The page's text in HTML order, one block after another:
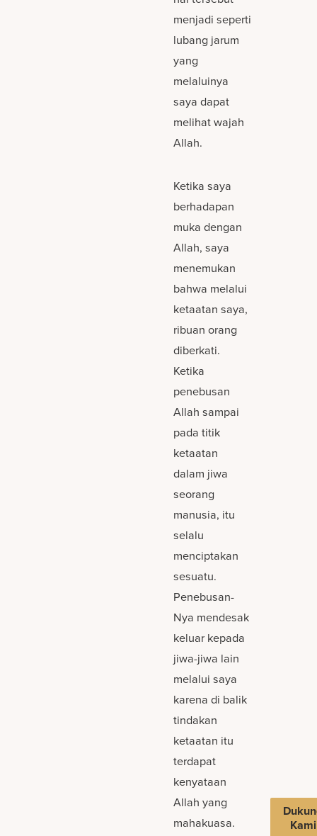
menjadi seperti
lubang jarum
yang
melaluinya
saya dapat
melihat wajah
Allah.
Ketika saya
berhadapan
muka dengan
Allah, saya
menemukan
bahwa melalui
ketaatan saya,
ribuan orang
diberkati.
Ketika
penebusan
Allah sampai
pada titik
ketaatan
dalam jiwa
seorang
manusia, itu
selalu
menciptakan
sesuatu.
Penebusan-
Nya mendesak
keluar kepada
jiwa-jiwa lain
melalui saya
karena di balik
tindakan
ketaatan itu
terdapat
kenyataan
Allah yang
mahakuasa.
Kami